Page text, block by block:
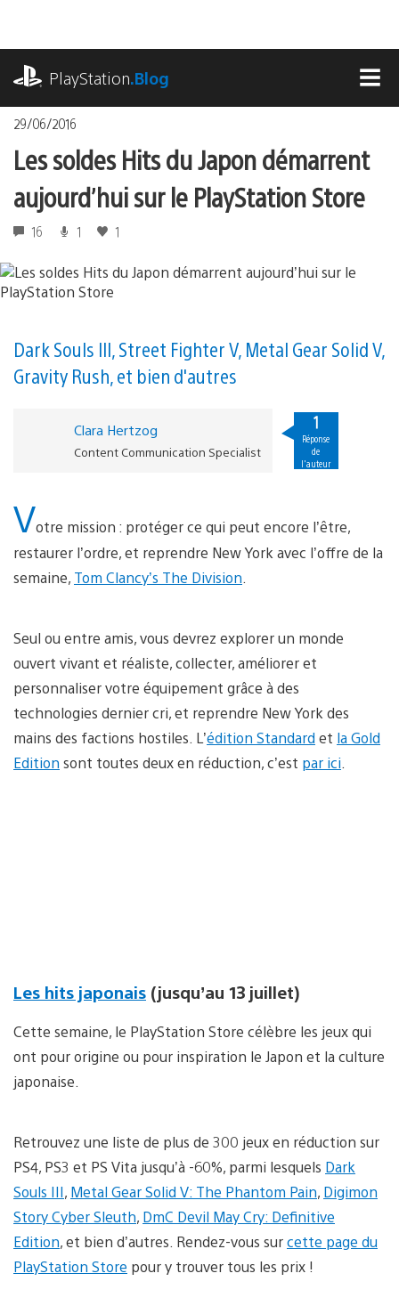
contenu
PlayStation.Blog
29/06/2016
Les soldes Hits du Japon démarrent
aujourd’hui sur le PlayStation Store
16 1 1
Dark Souls III, Street Fighter V, Metal Gear Solid V,
Gravity Rush, et bien d'autres
Clara Hertzog
Content Communication Specialist
1
Réponse
de
l'auteur
Votre mission : protéger ce qui peut encore l’être,
restaurer l’ordre, et reprendre New York avec l’offre de la
semaine, Tom Clancy’s The Division
Seul ou entre amis, vous devrez explorer un monde
ouvert vivant et réaliste, collecter, améliorer et
personnaliser votre équipement grâce à des
technologies dernier cri, et reprendre New York des
mains des factions hostiles. L’édition Standard et la Gold
Edition sont toutes deux en réduction, c’est par ici
Les hits japonais (jusqu’au 13 juillet)
Cette semaine, le PlayStation Store célèbre les jeux qui
ont pour origine ou pour inspiration le Japon et la culture
japonaise.
Retrouvez une liste de plus de 300 jeux en réduction sur
PS4, PS3 et PS Vita jusqu’à -60%, parmi lesquels Dark
Souls III, Metal Gear Solid V: The Phantom Pain, Digimon
Story Cyber Sleuth, DmC Devil May Cry: Definitive
Edition, et bien d’autres. Rendez-vous surcette page du
PlayStation Store pour y trouver tous les prix !